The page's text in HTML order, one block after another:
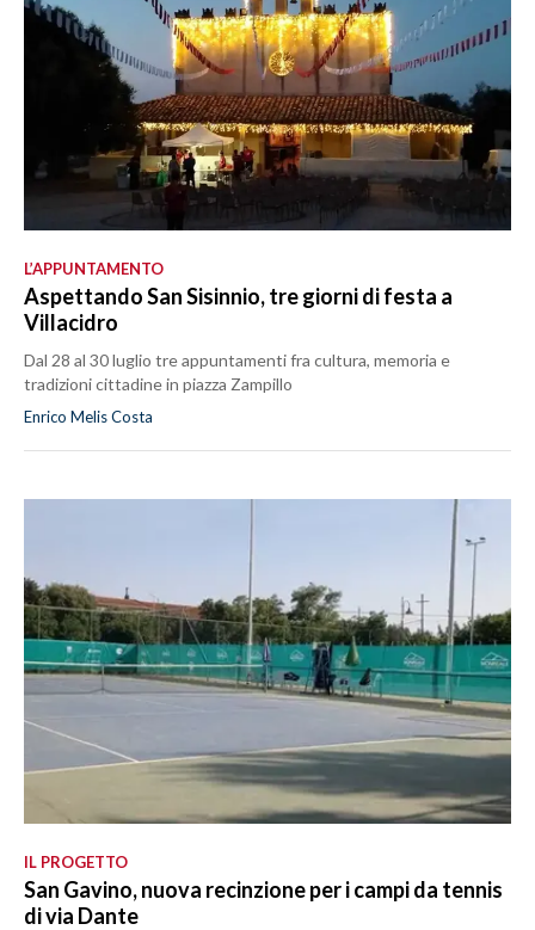
L’APPUNTAMENTO
Aspettando San Sisinnio, tre giorni di festa a
Villacidro
Dal 28 al 30 luglio tre appuntamenti fra cultura, memoria e
tradizioni cittadine in piazza Zampillo
Enrico Melis Costa
IL PROGETTO
San Gavino, nuova recinzione per i campi da tennis
di via Dante